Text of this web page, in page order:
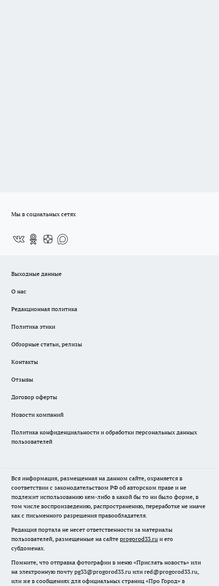
Мы в социальных сетях
Выходные данные
О нас
Редакционная политика
Политика этики
Обзорные статьи, релизы
Контакты
Отзывы
Договор оферты
Новости компаний
Политика конфиденциальности и обработки персональных данных
пользователей
Вся информация, размещенная на данном сайте, охраняется в
соответствии с законодательством РФ об авторском праве и не
подлежит использованию кем-либо в какой бы то ни было форме, в
том числе воспроизведению, распространению, переработке не иначе
как с письменного разрешения правообладателя.
Редакция портала не несет ответственности за материалы
пользователей, размещенные на сайте progorod33.ru и его
субдоменах.
Помните, что отправка фотографии в меню «Прислать новость» или
на электронную почту pg33@progorod33.ru или red@progorod33.ru,
или же в сообщениях для официальных страниц «Про Город» в